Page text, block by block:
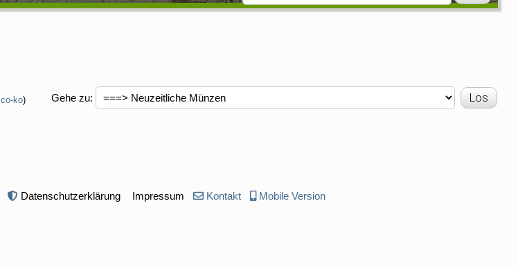
co-ko) Gehe zu:
Datenschutzerklärung Impressum Kontakt Mobile Version